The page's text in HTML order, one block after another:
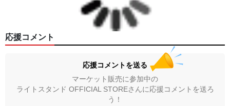
応援コメント
応援コメントを送る
マーケット販売に参加中の
ライトスタンド OFFICIAL STOREさんに応援コメントを送ろ
う！